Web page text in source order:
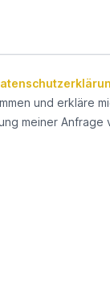
und erkläre
meiner